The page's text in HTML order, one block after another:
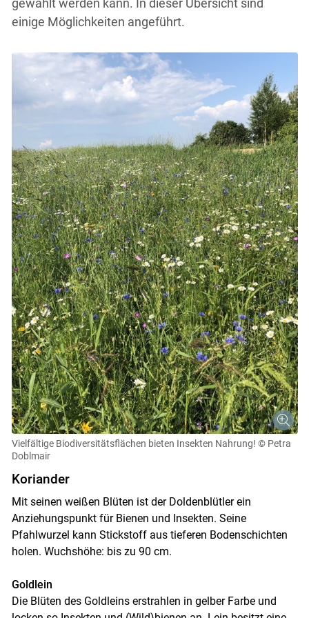
einige Möglichkeiten angeführt.
Vielfältige Biodiversitätsflächen bieten Insekten Nahrung! © Petra
Doblmair
Koriander
Mit seinen weißen Blüten ist der Doldenblütler ein
Anziehungspunkt für Bienen und Insekten. Seine
Pfahlwurzel kann Stickstoff aus tieferen Bodenschichten
holen. Wuchshöhe: bis zu 90 cm.
Goldlein
Die Blüten des Goldleins erstrahlen in gelber Farbe und